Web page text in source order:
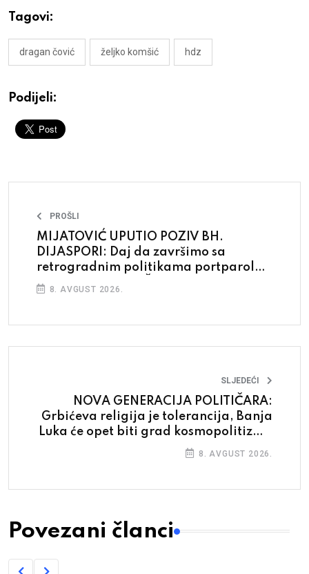
Tagovi:
dragan čović željko komšić hdz
Podijeli:
PROŠLI
MIJATOVIĆ UPUTIO POZIV BH.
DIJASPORI: Daj da završimo sa
retrogradnim politikama portparola
Kremlja Dodika i Čovića
8. AVGUST 2026.
SLJEDEĆI
NOVA GENERACIJA POLITIČARA:
Grbićeva religija je tolerancija, Banja
Luka će opet biti grad kosmopolitizma
i olimpijskih šampiona
8. AVGUST 2026.
Povezani članci